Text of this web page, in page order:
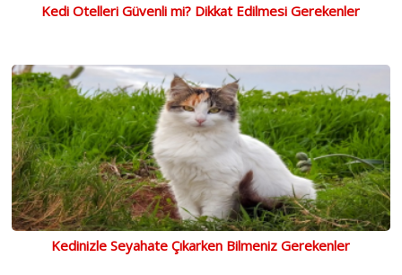
Kedi Otelleri Güvenli mi? Dikkat Edilmesi Gerekenler
Kedinizle Seyahate Çıkarken Bilmeniz Gerekenler